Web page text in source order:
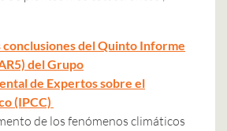
conclusiones del Quinto Informe
del Grupo
de Expertos sobre el
(IPCC)
de los fenómenos climáticos